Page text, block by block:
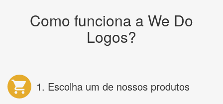
Como funciona a We Do
Logos?
1. Escolha um de nossos produtos